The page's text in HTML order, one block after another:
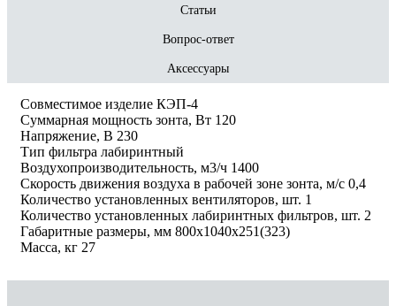
Статьи
Вопрос-ответ
Аксессуары
Совместимое изделие КЭП-4
Суммарная мощность зонта, Вт 120
Напряжение, В 230
Тип фильтра лабиринтный
Воздухопроизводительность, м3/ч 1400
Скорость движения воздуха в рабочей зоне зонта, м/с 0,4
Количество установленных вентиляторов, шт. 1
Количество установленных лабиринтных фильтров, шт. 2
Габаритные размеры, мм 800х1040х251(323)
Масса, кг 27